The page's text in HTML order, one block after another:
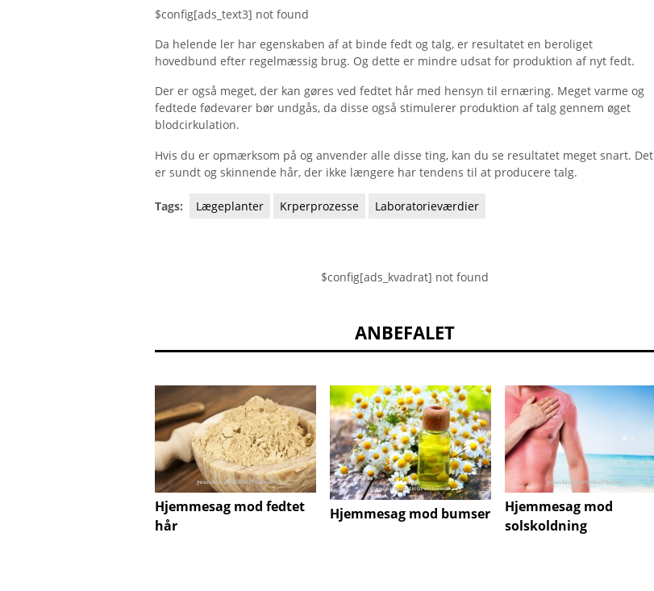
$config[ads_text3] not found
Da helende ler har egenskaben af ​​at binde fedt og talg, er resultatet en beroliget
hovedbund efter regelmæssig brug. Og dette er mindre udsat for produktion af nyt fedt.
Der er også meget, der kan gøres ved fedtet hår med hensyn til ernæring. Meget varme og
fedtede fødevarer bør undgås, da disse også stimulerer produktion af talg gennem øget
blodcirkulation.
Hvis du er opmærksom på og anvender alle disse ting, kan du se resultatet meget snart. Det
er sundt og skinnende hår, der ikke længere har tendens til at producere talg.
Tags: Lægeplanter Krperprozesse Laboratorieværdier
$config[ads_kvadrat] not found
ANBEFALET
Hjemmesag mod fedtet
hår
Hjemmesag mod bumser
Hjemmesag mod
solskoldning